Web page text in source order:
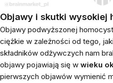
Objawy i skutki wysokiej
Objawy podwyższonej
ciężkie w zależności od tego,
składników odżywczych nam
objawy pojawiają się w wieku
pierwszych objawów wymienić